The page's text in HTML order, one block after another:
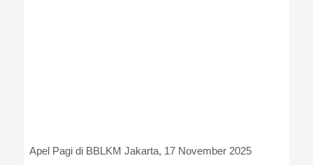
Apel Pagi di BBLKM Jakarta, 17 November 2025